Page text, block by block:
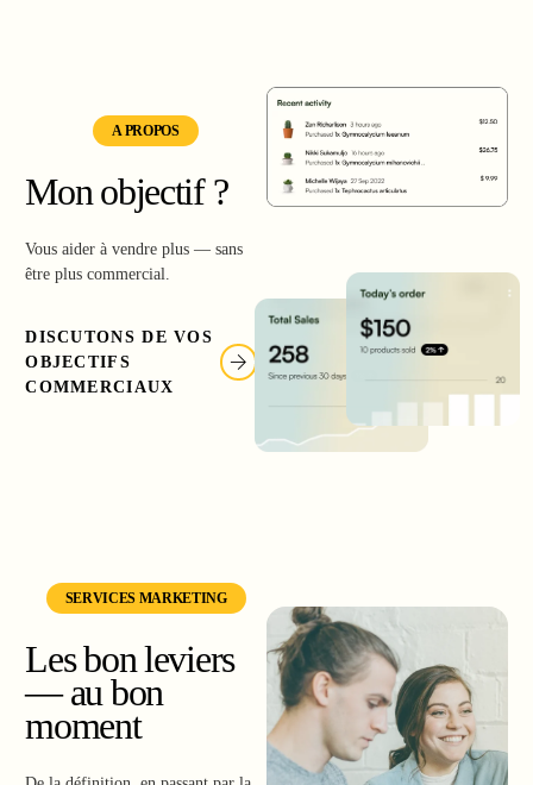
A PROPOS
Mon objectif ?
Vous aider à vendre plus — sans
être plus commercial.
DISCUTONS DE VOS
OBJECTIFS
COMMERCIAUX
SERVICES MARKETING
Les bon leviers
— au bon
moment